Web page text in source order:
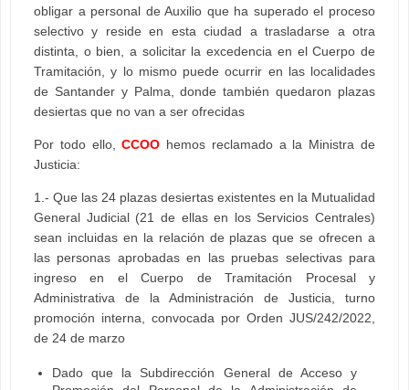
obligar a personal de Auxilio que ha superado el proceso
selectivo y reside en esta ciudad a trasladarse a otra
distinta, o bien, a solicitar la excedencia en el Cuerpo de
Tramitación, y lo mismo puede ocurrir en las localidades
de Santander y Palma, donde también quedaron plazas
desiertas que no van a ser ofrecidas
Por todo ello,CCOO hemos reclamado a la Ministra de
Justicia:
1.- Que las 24 plazas desiertas existentes en la Mutualidad
General Judicial (21 de ellas en los Servicios Centrales)
sean incluidas en la relación de plazas que se ofrecen a
las personas aprobadas en las pruebas selectivas para
ingreso en el Cuerpo de Tramitación Procesal y
Administrativa de la Administración de Justicia, turno
promoción interna, convocada por Orden JUS/242/2022,
de 24 de marzo
Dado que la Subdirección General de Acceso y